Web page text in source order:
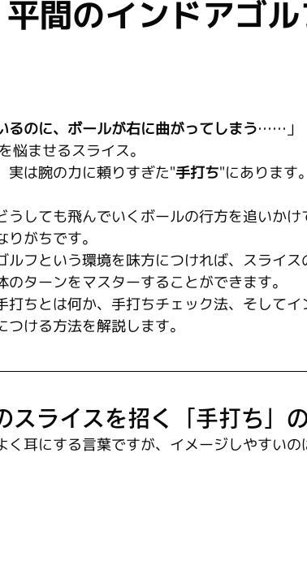
平間のインドアゴル
るのに、ボールが右に曲がってしまう……」
悩ませるスライス。
実は腕の力に頼りすぎた"手打ち"にあります。
うしても飛んでいくボールの行方を追いか
がちです。
ルフという環境を味方につければ、スライ
ターンをマスターすることができます。
打ちとは何か、手打ちチェック法、そして
つける方法を解説します。
スライスを招く「 手打ち 」
く耳にする言葉ですが、イメージしやすい